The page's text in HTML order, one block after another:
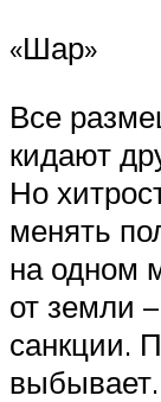
«Шар»
Все
кидают
Но
менять
на одном
от земли
санкции.
выбывает.